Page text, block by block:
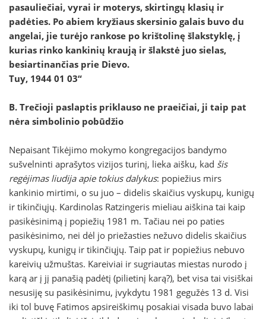
pasauliečiai, vyrai ir moterys, skirtingų klasių ir
padėties. Po abiem kryžiaus skersinio galais buvo du
angelai, jie turėjo rankose po krištolinę šlakstyklę, į
kurias rinko kankinių kraują ir šlakstė juo sielas,
besiartinančias prie Dievo.
Tuy, 1944 01 03“
B. Trečioji paslaptis priklauso ne praeičiai, ji taip pat
nėra simbolinio pobūdžio
Nepaisant Tikėjimo mokymo kongregacijos bandymo
sušvelninti aprašytos vizijos turinį, lieka aišku, kad šis
regėjimas liudija apie tokius dalykus: popiežius mirs
kankinio mirtimi, o su juo – didelis skaičius vyskupų, kunigų
ir tikinčiųjų. Kardinolas Ratzingeris mieliau aiškina tai kaip
pasikėsinimą į popiežių 1981 m. Tačiau nei po paties
pasikėsinimo, nei dėl jo priežasties nežuvo didelis skaičius
vyskupų, kunigų ir tikinčiųjų. Taip pat ir popiežius nebuvo
kareivių užmuštas. Kareiviai ir sugriautas miestas nurodo į
karą ar į jį panašią padėtį (pilietinį karą?), bet visa tai visiškai
nesusiję su pasikėsinimu, įvykdytu 1981 gegužės 13 d. Visi
iki tol buvę Fatimos apsireiškimų posakiai visada buvo labai